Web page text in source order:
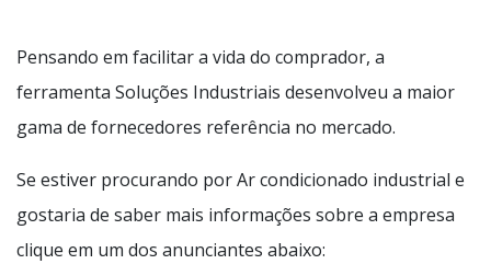
Pensando em facilitar a vida do comprador, a
ferramenta Soluções Industriais desenvolveu a maior
gama de fornecedores referência no mercado.
Se estiver procurando por Ar condicionado industrial e
gostaria de saber mais informações sobre a empresa
clique em um dos anunciantes abaixo: